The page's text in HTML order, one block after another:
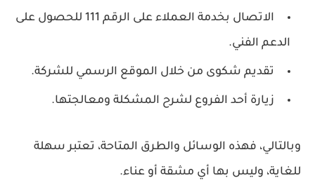
الاتصال بخدمة العملاء على الرقم 111 للحصول على
الدعم الفني.
تقديم شكوى من خلال الموقع الرسمي للشركة.
زيارة أحد الفروع لشرح المشكلة ومعالجتها.
وبالتالي، فهذه الوسائل والطرق المتاحة، تعتبر سهلة
للغاية، وليس بها أي مشقة أو عناء.